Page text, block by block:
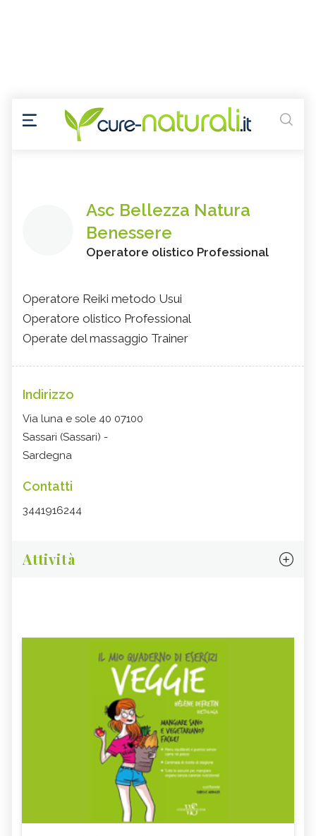
Asc Bellezza Natura
Benessere
Operatore olistico Professional
Operatore Reiki metodo Usui
Operatore olistico Professional
Operate del massaggio Trainer
Indirizzo
Via luna e sole 40 07100
Sassari (Sassari) -
Sardegna
Contatti
3441916244
Attività